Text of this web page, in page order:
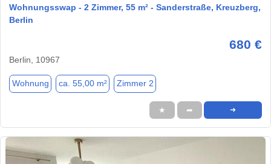
Wohnungsswap - 2 Zimmer, 55 m² - Sanderstraße, Kreuzberg,
Berlin
680 €
Berlin, 10967
Wohnung ca. 55,00 m² Zimmer 2
★ ➦ ➜